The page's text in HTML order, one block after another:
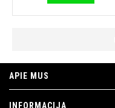
APIE MUS
INFORMACIJA